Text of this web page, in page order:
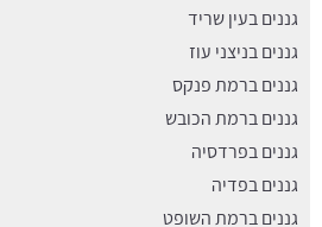
גננים בעין שריד
גננים בניצני עוז
גננים ברמת פנקס
גננים ברמת הכובש
גננים בפרדסיה
גננים בפדיה
גננים ברמת השופט